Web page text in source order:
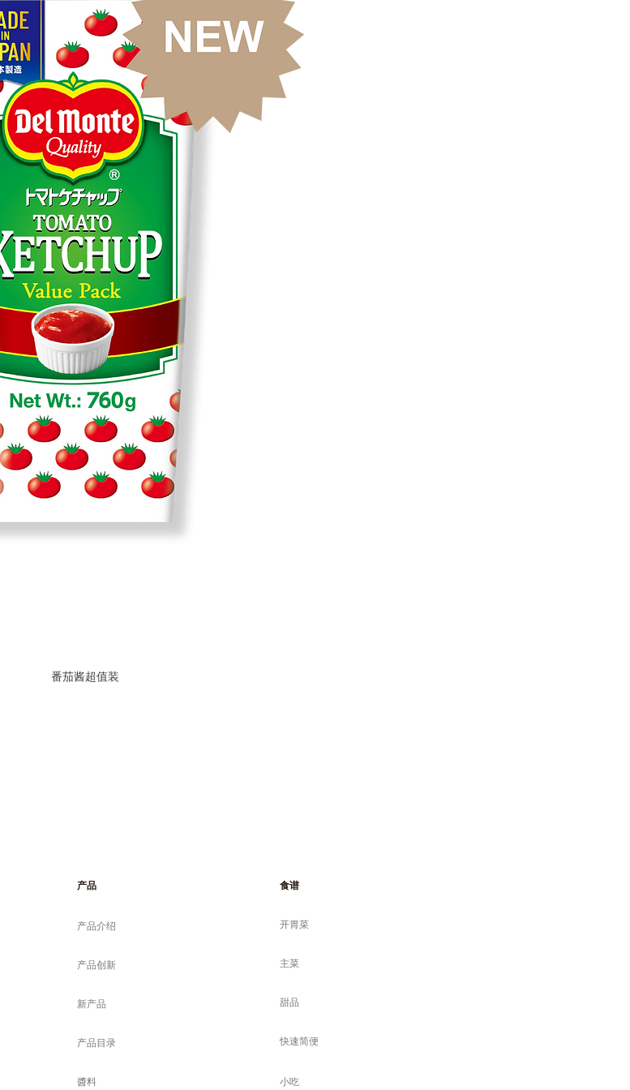
番茄酱超值装
产品
产品介绍
产品创新
新产品
产品目录
醬料
食谱
开胃菜
主菜
甜品
快速简便
小吃